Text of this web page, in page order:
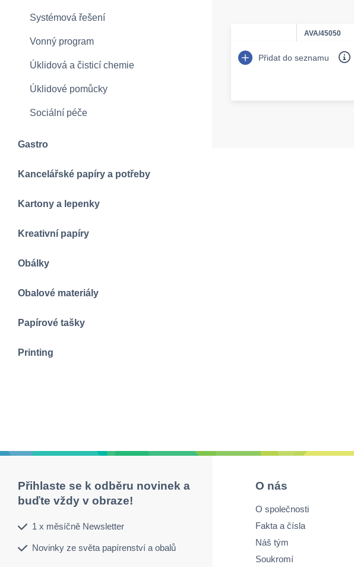
Systémová řešení
Vonný program
Úklidová a čisticí chemie
Úklidové pomůcky
Sociální péče
Gastro
Kancelářské papíry a potřeby
Kartony a lepenky
Kreativní papíry
Obálky
Obalové materiály
Papírové tašky
Printing
AVA/45050
Přidat do seznamu
Přihlaste se k odběru novinek a
buďte vždy v obraze!
1 x měsíčně Newsletter
Novinky ze světa papírenství a obalů
O nás
O společnosti
Fakta a čísla
Náš tým
Soukromí